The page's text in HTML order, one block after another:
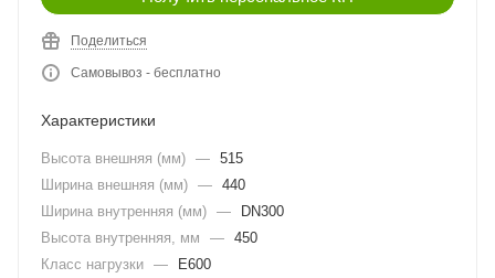
Поделиться
Самовывоз - бесплатно
Характеристики
Высота внешняя (мм) — 515
Ширина внешняя (мм) — 440
Ширина внутренняя (мм) —
DN300
Высота внутренняя, мм
— 450
Класс нагрузки —
E600